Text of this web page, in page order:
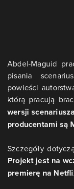
Abdel-Maguid
pisania
powieści
którą pracują
wersji
producentami są
Szczegóły
Projekt jest na
premierę na